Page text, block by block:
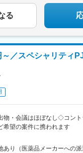
◎グローバル基準の環境
◎トレーニング制度充実
る
～／スペシャリティ
・会議はほぼなし◇コント
希望の案件に携われます
あり（医薬品メーカーへの